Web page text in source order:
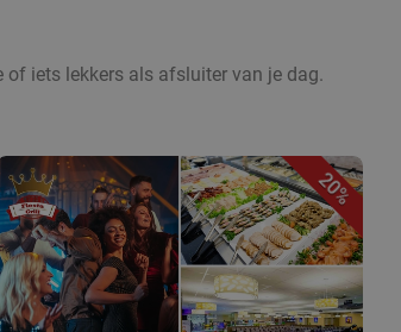
of iets lekkers als afsluiter van je dag.
20%